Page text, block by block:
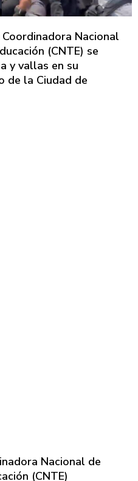
Nacional
(CNTE) se
y vallas en su
de la Ciudad de
Nacional de
(CNTE)